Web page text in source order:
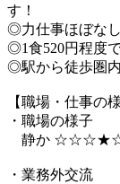
す！
◎力仕事ほぼな
◎1食520円程度
◎駅から徒歩圏
【職場・仕事の
・職場の様子
静か ☆☆☆★☆
・業務外交流